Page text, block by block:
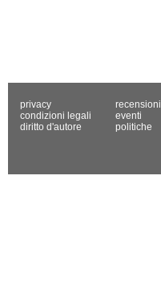
privacy
condizioni legali
diritto d'autore
recensioni
eventi
politiche